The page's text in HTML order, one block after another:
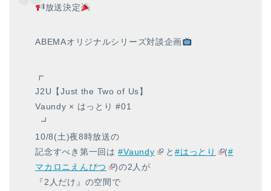
放送決定
ABEMAオリジナルシリーズ対談企画
┏
J2U【Just the Two of Us】
Vaundy × はっとり #01
ㅤㅤㅤㅤㅤㅤㅤㅤㅤㅤㅤㅤㅤ┛
10/8(土)夜8時放送の
記念すべき第一回は#Vaundy と#はっとり (#
マカロニえんぴつ
)の2人が
『2人だけ』の空間で